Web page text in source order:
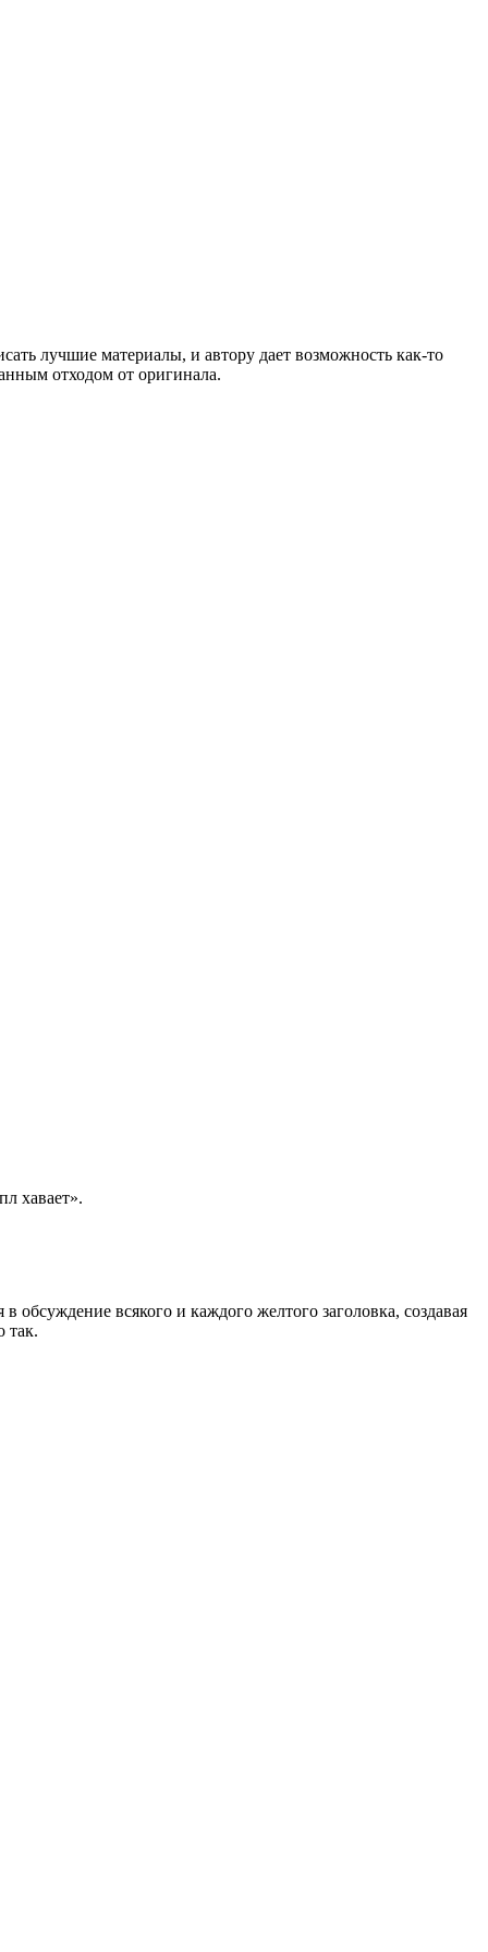
лучшие материалы, и автору дает возможность как-то
отходом от оригинала.
хавает».
всякого и каждого желтого заголовка, создавая
так.